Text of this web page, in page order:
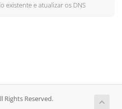
existente e atualizar os DNS
Rights Reserved.